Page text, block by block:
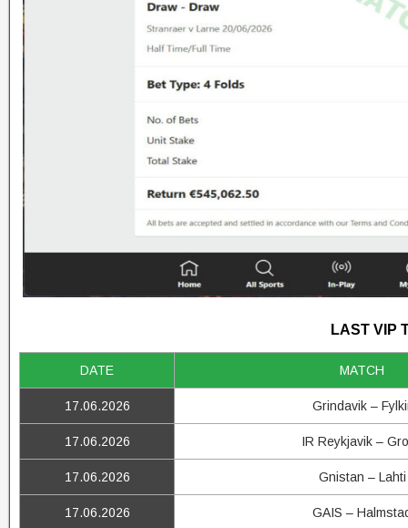
LAST VIP
DATE MATCH
17.06.2026 Grindavik –
17.06.2026 IR Reykjavik –
17.06.2026 Gnistan – Lahti
17.06.2026 GAIS –